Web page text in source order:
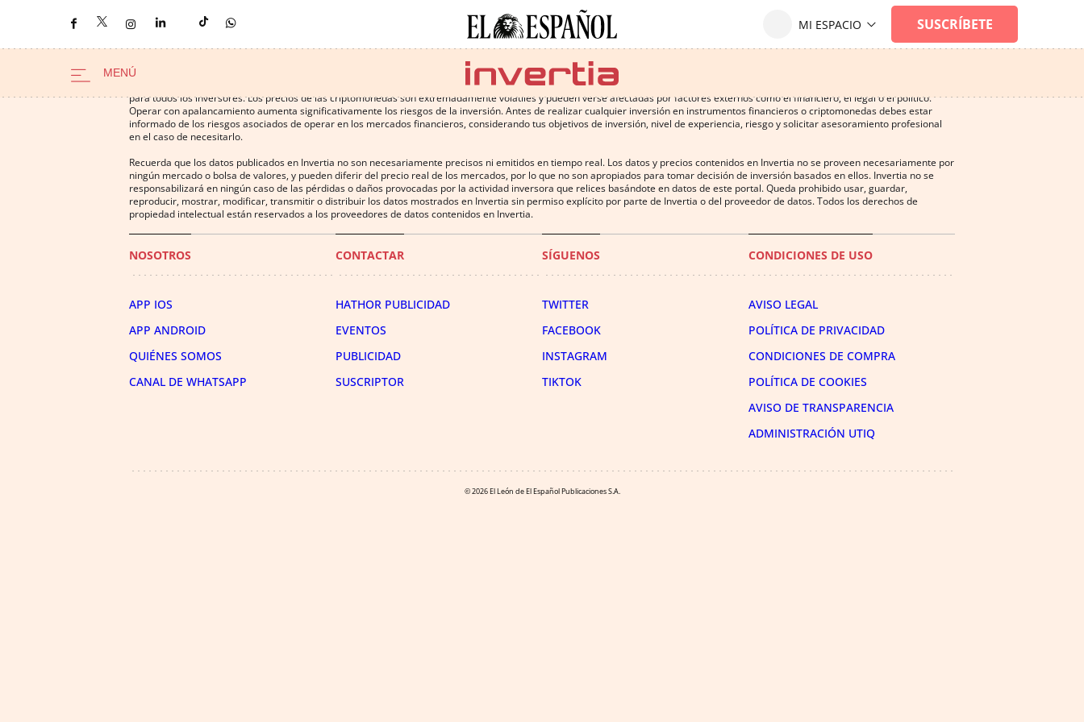
Operar con instrumentos financieros o criptomonedas conlleva altos riesgos, incluyendo la pérdida de parte o la totalidad de la inversión, y puede ser una actividad no recomendada
para todos los inversores. Los precios de las criptomonedas son extremadamente volátiles y pueden verse afectadas por factores externos como el financiero, el legal o el político.
Operar con apalancamiento aumenta significativamente los riesgos de la inversión. Antes de realizar cualquier inversión en instrumentos financieros o criptomonedas debes estar
informado de los riesgos asociados de operar en los mercados financieros, considerando tus objetivos de inversión, nivel de experiencia, riesgo y solicitar asesoramiento profesional
en el caso de necesitarlo.
Recuerda que los datos publicados en Invertia no son necesariamente precisos ni emitidos en tiempo real. Los datos y precios contenidos en Invertia no se proveen necesariamente por
ningún mercado o bolsa de valores, y pueden diferir del precio real de los mercados, por lo que no son apropiados para tomar decisión de inversión basados en ellos. Invertia no se
responsabilizará en ningún caso de las pérdidas o daños provocadas por la actividad inversora que relices basándote en datos de este portal. Queda prohibido usar, guardar,
reproducir, mostrar, modificar, transmitir o distribuir los datos mostrados en Invertia sin permiso explícito por parte de Invertia o del proveedor de datos. Todos los derechos de
propiedad intelectual están reservados a los proveedores de datos contenidos en Invertia.
NOSOTROS
APP IOS
APP ANDROID
QUIÉNES SOMOS
CANAL DE WHATSAPP
CONTACTAR
HATHOR PUBLICIDAD
EVENTOS
PUBLICIDAD
SUSCRIPTOR
SÍGUENOS
TWITTER
FACEBOOK
INSTAGRAM
TIKTOK
CONDICIONES DE USO
AVISO LEGAL
POLÍTICA DE PRIVACIDAD
CONDICIONES DE COMPRA
POLÍTICA DE COOKIES
AVISO DE TRANSPARENCIA
ADMINISTRACIÓN UTIQ
© 2026 El León de El Español Publicaciones S.A.